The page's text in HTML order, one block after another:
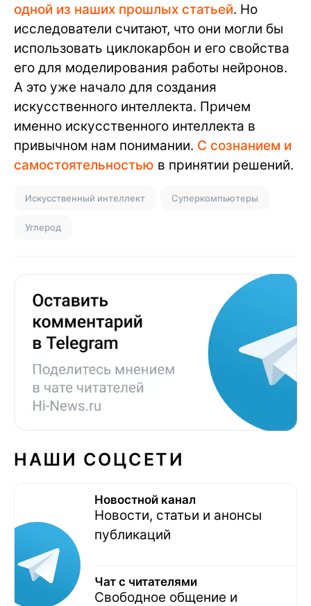
одной из наших прошлых статьей. Но
исследователи считают, что они могли бы
использовать циклокарбон и его свойства
его для моделирования работы нейронов.
А это уже начало для создания
искусственного интеллекта. Причем
именно искусственного интеллекта в
привычном нам понимании. С сознанием и
самостоятельностью в принятии решений.
Искусственный интеллект Суперкомпьютеры
Углерод
НАШИ СОЦСЕТИ
Новостной канал
Новости, статьи и анонсы
публикаций
Чат с читателями
Свободное общение и